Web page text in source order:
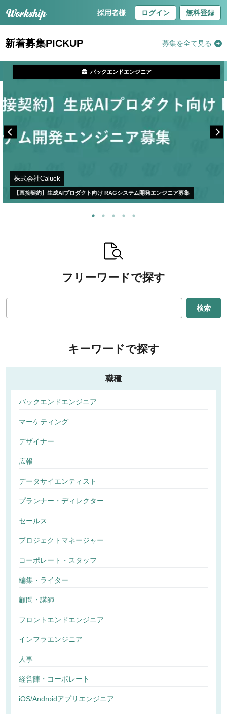
採用者様 ログイン 無料登録
新着募集PICKUP 募集を全て見る
株式会社Caluck
【直接契約】生成AIプロダクト向け RAGシステム開発エンジニア募集
バックエンドエンジニア
フリーワードで探す
検索
キーワードで探す
職種
バックエンドエンジニア
マーケティング
デザイナー
広報
データサイエンティスト
プランナー・ディレクター
セールス
プロジェクトマネージャー
コーポレート・スタッフ
編集・ライター
顧問・講師
フロントエンドエンジニア
インフラエンジニア
人事
経営陣・コーポレート
iOS/Androidアプリエンジニア